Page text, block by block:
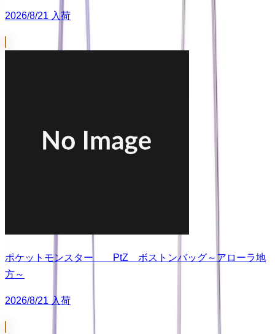
2026/8/21 入荷
ポケットモンスター PtZ ボストンバッグ～アローラ地
方～
2026/8/21 入荷